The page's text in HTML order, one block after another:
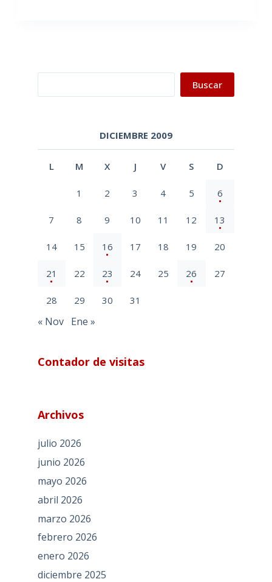
Buscar
DICIEMBRE 2009
L M X J V S D
1 2 3 4 5 6
7 8 9 10 11 12 13
14 15 16 17 18 19 20
21 22 23 24 25 26 27
28 29 30 31
« Nov Ene »
Contador de visitas
Archivos
julio 2026
junio 2026
mayo 2026
abril 2026
marzo 2026
febrero 2026
enero 2026
diciembre 2025